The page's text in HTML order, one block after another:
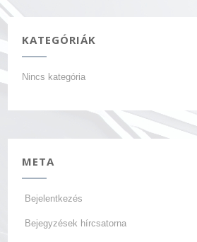
KATEGÓRIÁK
Nincs kategória
META
Bejelentkezés
Bejegyzések hírcsatorna